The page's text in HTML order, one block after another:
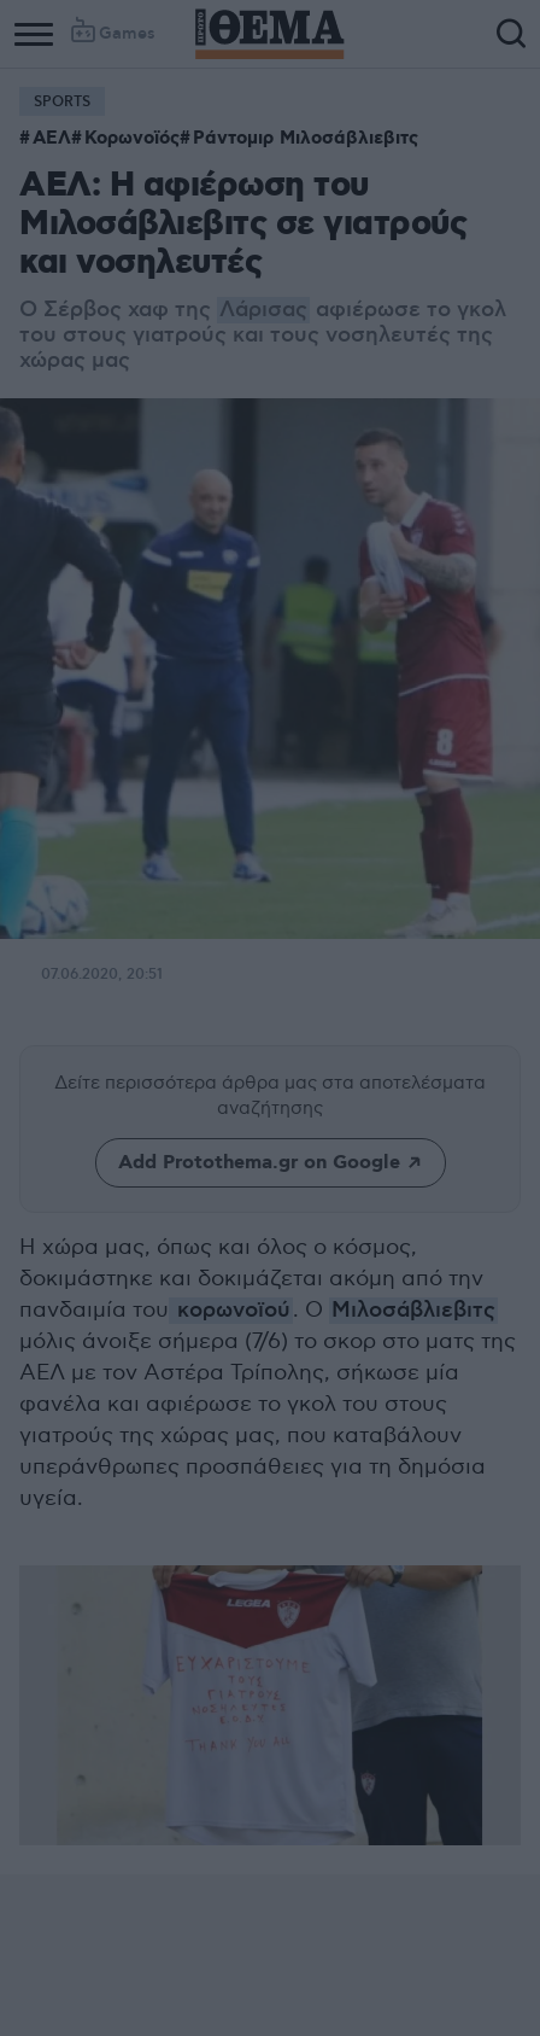
Games
Column
1
Column
2
SPORTS
ΑΕΛ Κορωνοϊός Ράντομιρ Μιλοσάβλιεβιτς
ΑΕΛ: Η αφιέρωση του
Μιλοσάβλιεβιτς σε γιατρούς
και νοσηλευτές
Ο Σέρβος χαφ της Λάρισας αφιέρωσε το γκολ
του στους γιατρούς και τους νοσηλευτές της
χώρας μας
07.06.2020, 20:51
Δείτε περισσότερα άρθρα μας στα αποτελέσματα
αναζήτησης
Add Protothema.gr on Google
Η χώρα μας, όπως και όλος ο κόσμος,
δοκιμάστηκε και δοκιμάζεται ακόμη από την
πανδαιμία του κορωνοϊού . Ο Μιλοσάβλιεβιτς
μόλις άνοιξε σήμερα (7/6) το σκορ στο ματς της
ΑΕΛ με τον Αστέρα Τρίπολης, σήκωσε μία
φανέλα και αφιέρωσε το γκολ του στους
γιατρούς της χώρας μας, που καταβάλουν
υπεράνθρωπες προσπάθειες για τη δημόσια
υγεία.